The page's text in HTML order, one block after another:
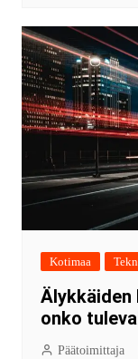
Kotimaa
Älykkäiden
onko
Päätoimittaja